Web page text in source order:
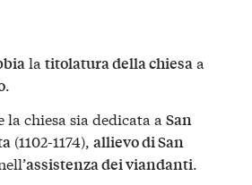
la titolatura della chiesaa
.
chiesa sia dedicata a San
(1102-1174), allievo di San
assistenza dei viandanti